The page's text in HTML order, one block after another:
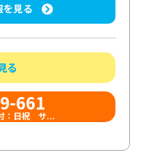
を見る
る
661
：日祝 サ...